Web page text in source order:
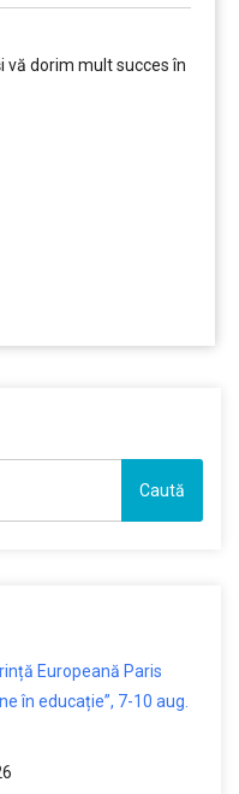
vă dorim mult succes în
Europeană Paris
în educație”, 7-10 aug.